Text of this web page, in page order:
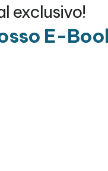
exclusivo!
E-